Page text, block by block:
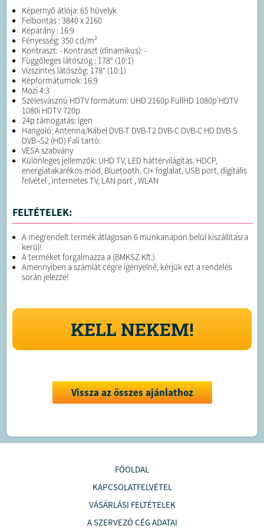
Képernyő átlója: 65 hüvelyk
Felbontás : 3840 x 2160
Képarány : 16:9
Fényesség: 350 cd/m²
Kontraszt: - Kontraszt (dinamikus): -
Függőleges látószög : 178° (10:1)
Vízszintes látószög: 178° (10:1)
Képformátumok: 16:9
Mozi 4:3
Szélesvásznú HDTV formátum: UHD 2160p FullHD 1080p HDTV
1080i HDTV 720p
24p támogatás: Igen
Hangoló: Antenna/Kábel DVB-T DVB-T2 DVB-C DVB-C HD DVB-S
DVB -S2 (HD) Fali tartó:
VESA szabvány
Különleges jellemzők: UHD TV, LED háttérvilágítás, HDCP,
energiatakarékos mód, Bluetooth, CI+ foglalat, USB port, digitális
felvétel , internetes TV, LAN port , WLAN
FELTÉTELEK:
A megrendelt termék átlagosan 6 munkanapon belül kiszállításra
kerül!
A terméket forgalmazza a (BMKSZ Kft.)
Amennyiben a számlát cégre igényelné, kérjük ezt a rendelés
során jelezze!
KELL NEKEM!
Vissza az összes ajánlathoz
FŐOLDAL
KAPCSOLATFELVÉTEL
VÁSÁRLÁSI FELTÉTELEK
A SZERVEZŐ CÉG ADATAI